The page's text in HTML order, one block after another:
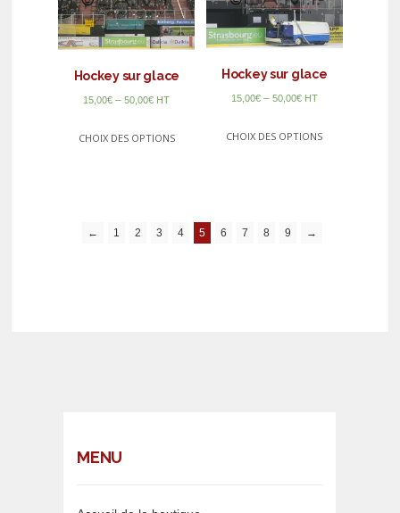
Hockey sur glace
15,00€ –50,00€ HT
CHOIX DES OPTIONS
Hockey sur glace
15,00€– 50,00€ HT
CHOIX DES OPTIONS
← 1 2 3 4 5 6 7 8 9 →
MENU